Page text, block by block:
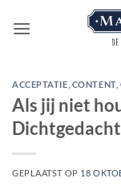
naar
ACCEPTATIE CONTENT,
Als jij niet
GEPLAATST OP 18